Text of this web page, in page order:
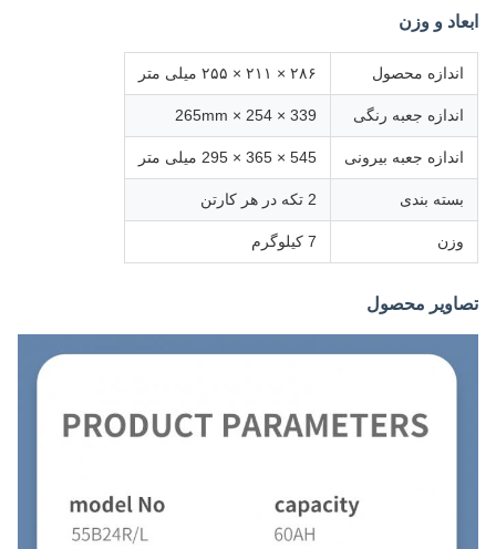
ابعاد و وزن
اندازه محصول ۲۸۶ × ۲۱۱ × ۲۵۵ میلی متر
اندازه جعبه رنگی 339 × 254 × 265mm
اندازه جعبه بیرونی 545 × 365 × 295 میلی متر
بسته بندی 2 تکه در هر کارتن
وزن 7 کیلوگرم
تصاویر محصول